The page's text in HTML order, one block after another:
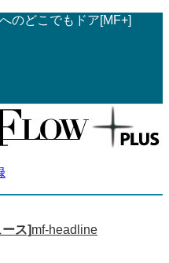
のどこでもドア[MF+]
ス]mf-headline